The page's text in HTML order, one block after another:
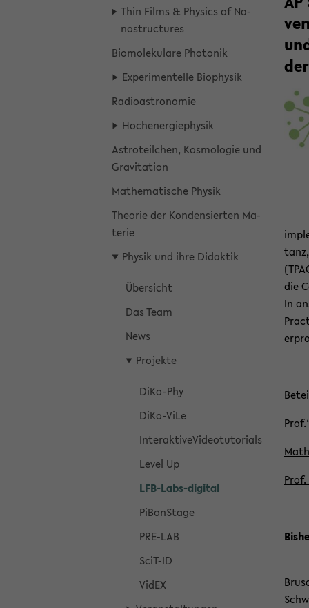
Thin Films & Phy­sics of Na­
nost­ruc­tu­res
Bio­mo­le­ku­la­re Pho­to­nik
Ex­pe­ri­men­tel­le Bio­phy­sik
Ra­dio­as­tro­no­mie
Hoch­en­er­gie­phy­sik
As­tro­te­il­chen, Kos­mo­lo­gie und
Gra­vi­ta­ti­on
Ma­the­ma­ti­sche Phy­sik
Theo­rie der Kon­den­sier­ten Ma­
te­rie
Phy­sik und ihre Di­dak­tik
Über­sicht
Das Team
News
Pro­jek­te
DiKo-​Phy
DiKo-​ViLe
In­ter­ak­ti­v­eVi­deo­tu­to­ri­als
Level Up
LFB-​Labs-digital
Pi­BonS­ta­ge
PRE-​LAB
SciT-​ID
VidEX
die
In